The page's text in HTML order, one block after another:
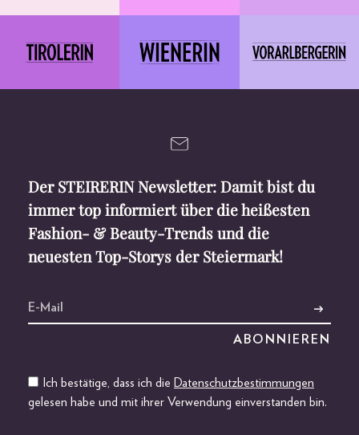
Der STEIRERIN Newsletter: Damit bist du
immer top informiert über die heißesten
Fashion- & Beauty-Trends und die
neuesten Top-Storys der Steiermark!
Ich bestätige, dass ich die Datenschutzbestimmungen
gelesen habe und mit ihrer Verwendung einverstanden bin.